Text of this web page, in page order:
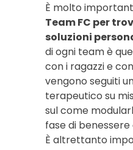
È molto
Team FC per
soluzioni
di ogni team è
con i ragazzi e
vengono seguiti
terapeutico su
sul come
fase di benessere
È altrettanto